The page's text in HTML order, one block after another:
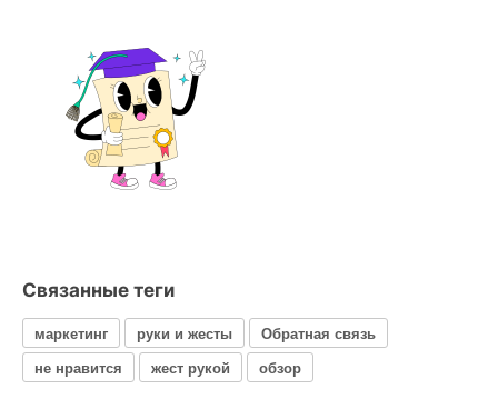
Связанные теги
маркетинг руки и жесты
Обратная связь
не нравится
жест рукой обзор